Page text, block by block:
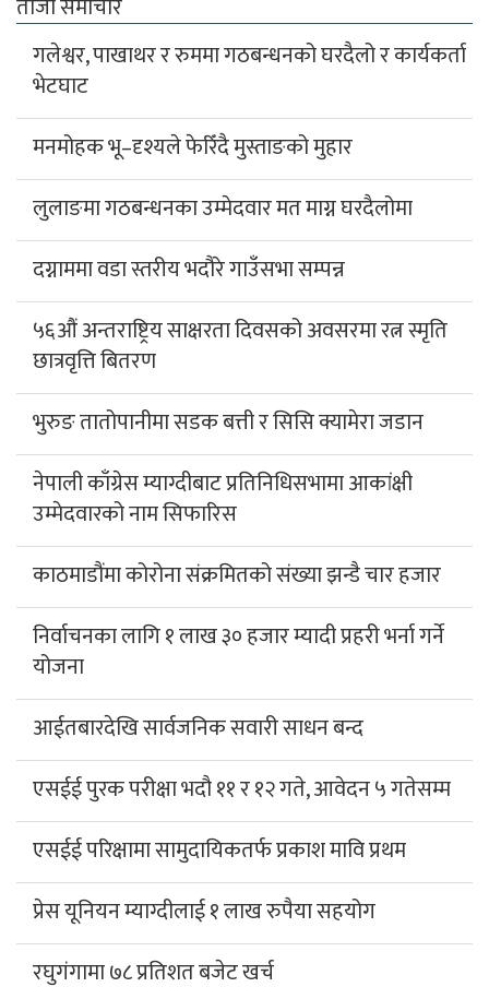
गलेश्वर, पाखाथर र रुममा गठबन्धनको घरदैलो र कार्यकर्ता
भेटघाट
मनमोहक भू–दृश्यले फेरिँदै मुस्ताङको मुहार
लुलाङमा गठबन्धनका उम्मेदवार मत माग्न घरदैलोमा
दग्नाममा वडा स्तरीय भदौरे गाउँसभा सम्पन्न
५६औं अन्तराष्ट्रिय साक्षरता दिवसको अवसरमा रत्न स्मृति
छात्रवृत्ति बितरण
भुरुङ तातोपानीमा सडक बत्ती र सिसि क्यामेरा जडान
नेपाली काँग्रेस म्याग्दीबाट प्रतिनिधिसभामा आकांक्षी
उम्मेदवारको नाम सिफारिस
काठमाडौंमा कोरोना संक्रमितको संख्या झन्डै चार हजार
निर्वाचनका लागि १ लाख ३० हजार म्यादी प्रहरी भर्ना गर्ने
योजना
आईतबारदेखि सार्वजनिक सवारी साधन बन्द
एसईई पुरक परीक्षा भदौ ११ र १२ गते, आवेदन ५ गतेसम्म
एसईई परिक्षामा सामुदायिकतर्फ प्रकाश मावि प्रथम
प्रेस यूनियन म्याग्दीलाई १ लाख रुपैया सहयोग
रघुगंगामा ७८ प्रतिशत बजेट खर्च